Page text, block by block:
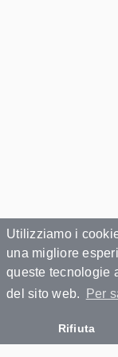
Utilizziamo i
una migliore
queste tecnologie
del sito web.
Per
Rifiuta